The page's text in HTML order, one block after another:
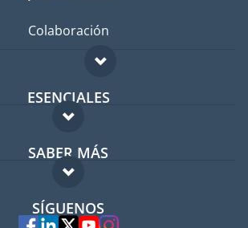
Colaboración
ESENCIALES
Foro para expatriados
Guía para expatriados
Trabajos en el extranjero
SABER MÁS
FAQ
Expertos
SÍGUENOS